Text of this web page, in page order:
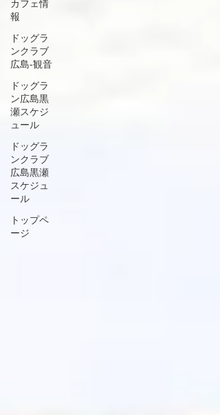
カフェ情
報
ドッグラ
ンクラブ
広島‐観音
ドッグラ
ン広島黒
瀬スケジ
ュール
ドッグラ
ンクラブ
広島黒瀬
スケジュ
ール
トップペ
ージ